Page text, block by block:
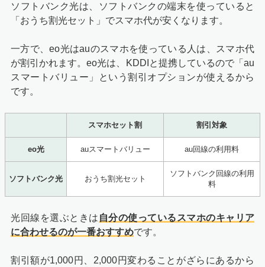
ソフトバンク光は、ソフトバンクの端末を使っていると
「おうち割光セット」でスマホ代が安くなります。
一方で、eo光はauのスマホを使っている人は、スマホ代
が割引かれます。eo光は、KDDIと提携しているので「au
スマートバリュー」という割引オプションが使えるから
です。
スマホセット割 割引対象
eo光 auスマートバリュー au回線の利用料
ソフトバンク光 おうち割光セット
ソフトバンク回線の利用
料
光回線を選ぶときは 自分の使っているスマホのキャリア
に合わせるのが一番おすすめです。
割引額が1,000円、2,000円変わることがざらにあるから